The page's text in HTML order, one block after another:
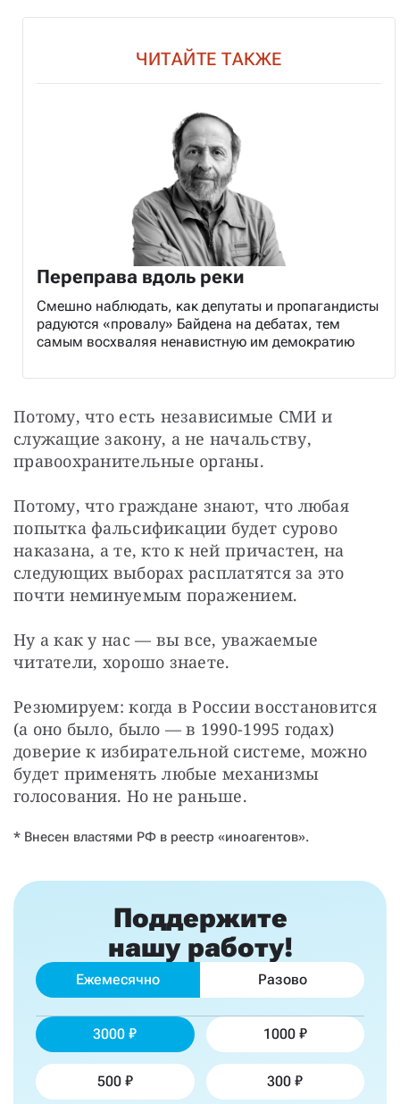
ЧИТАЙТЕ ТАКЖЕ
Переправа вдоль реки
Смешно наблюдать, как депутаты и пропагандисты
радуются «провалу» Байдена на дебатах, тем
самым восхваляя ненавистную им демократию
Потому, что есть независимые СМИ и
служащие закону, а не начальству,
правоохранительные органы.
Потому, что граждане знают, что любая
попытка фальсификации будет сурово
наказана, а те, кто к ней причастен, на
следующих выборах расплатятся за это
почти неминуемым поражением.
Ну а как у нас — вы все, уважаемые
читатели, хорошо знаете.
Резюмируем: когда в России восстановится
(а оно было, было — в 1990-1995 годах)
доверие к избирательной системе, можно
будет применять любые механизмы
голосования. Но не раньше.
* Внесен властями РФ в реестр «иноагентов».
Поддержите
нашу работу!
Ежемесячно Разово
3000 1000
500 300